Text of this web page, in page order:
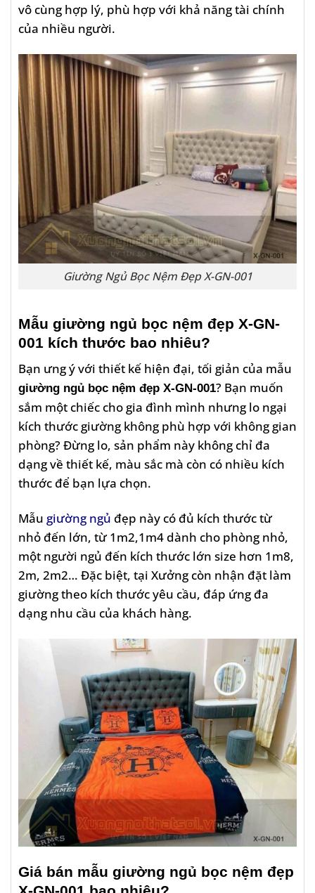
vô cùng hợp lý, phù hợp với khả năng tài chính
của nhiều người.
Giường Ngủ Bọc Nệm Đẹp X-GN-001
Mẫu giường ngủ bọc nệm đẹp X-GN-
001 kích thước bao nhiêu?
Bạn ưng ý với thiết kế hiện đại, tối giản của mẫu
giường ngủ bọc nệm đẹp X-GN-001? Bạn muốn
sắm một chiếc cho gia đình mình nhưng lo ngại
kích thước giường không phù hợp với không gian
phòng? Đừng lo, sản phẩm này không chỉ đa
dạng về thiết kế, màu sắc mà còn có nhiều kích
thước để bạn lựa chọn.
Mẫu giường ngủ đẹp này có đủ kích thước từ
nhỏ đến lớn, từ 1m2,1m4 dành cho phòng nhỏ,
một người ngủ đến kích thước lớn size hơn 1m8,
2m, 2m2… Đặc biệt, tại Xưởng còn nhận đặt làm
giường theo kích thước yêu cầu, đáp ứng đa
dạng nhu cầu của khách hàng.
Giá bán mẫu giường ngủ bọc nệm đẹp